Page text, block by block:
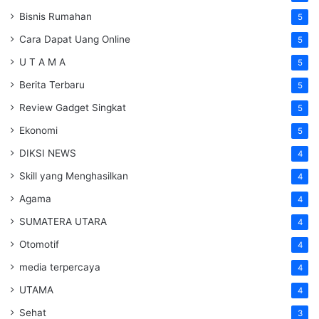
Bisnis Rumahan 5
Cara Dapat Uang Online 5
U T A M A 5
Berita Terbaru 5
Review Gadget Singkat 5
Ekonomi 5
DIKSI NEWS 4
Skill yang Menghasilkan 4
Agama 4
SUMATERA UTARA 4
Otomotif 4
media terpercaya 4
UTAMA 4
Sehat 3